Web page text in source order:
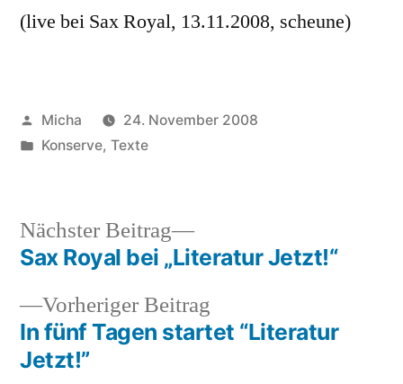
(live bei Sax Royal, 13.11.2008, scheune)
Veröffentlicht
von
Micha
24. November 2008
Veröffentlicht
Konserve, Texte
Beitragsnavigation
Vorheriger Beitrag
Beitrag:
In fünf Tagen startet “Literatur
Jetzt!”
Nächster Beitrag
Nächster
Beitrag:
Sax Royal bei „Literatur Jetzt!“